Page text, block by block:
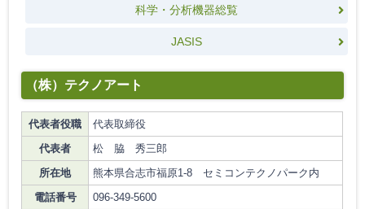
科学・分析機器総覧
JASIS
（株）テクノアート
代表者役職
代表取締役
代表者
松 脇 秀三郎
所在地
熊本県合志市福原1-8 セミコンテクノパーク内
電話番号
096-349-5600